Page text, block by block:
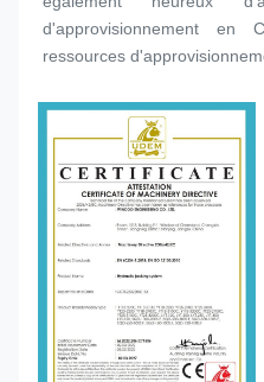
d'approvisionnement en
ressources